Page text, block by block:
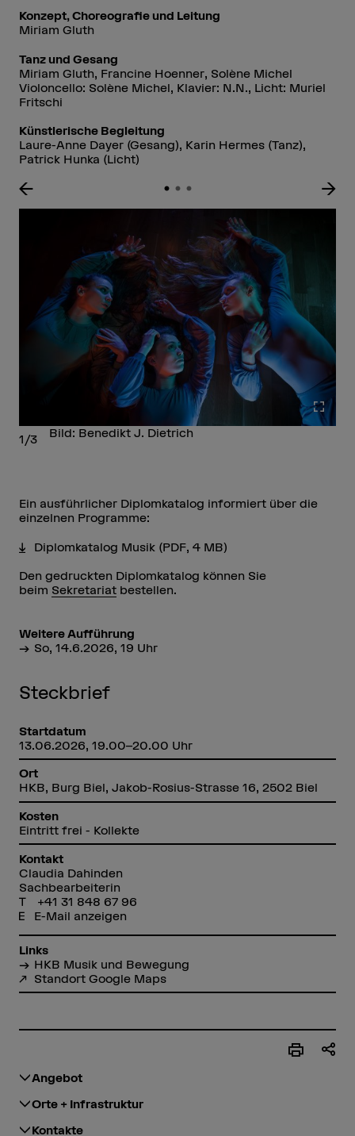
Konzept, Choreografie und Leitung
Miriam Gluth
Tanz und Gesang
Miriam Gluth, Francine Hoenner, Solène Michel
Violoncello: Solène Michel, Klavier: N.N., Licht: Muriel
Fritschi
Künstlerische Begleitung
Laure-Anne Dayer (Gesang), Karin Hermes (Tanz),
Patrick Hunka (Licht)
Bild
Bild: Benedikt J. Dietrich
1/3
Ein ausführlicher Diplomkatalog informiert über die
einzelnen Programme:
Diplomkatalog Musik (PDF, 4 MB)
Den gedruckten Diplomkatalog können Sie
beim Sekretariatbestellen.
Weitere Aufführung
So, 14.6.2026, 19 Uhr
Steckbrief
Startdatum
13.06.2026, 19.00–20.00 Uhr
Ort
HKB, Burg Biel, Jakob-Rosius-Strasse 16, 2502 Biel
Kosten
Eintritt frei - Kollekte
Kontakt
Claudia Dahinden
Sachbearbeiterin
+41 31 848 67 96
E-Mail anzeigen
Links
HKB Musik und Bewegung
Standort Google Maps
Angebot
Orte + Infrastruktur
Kontakte